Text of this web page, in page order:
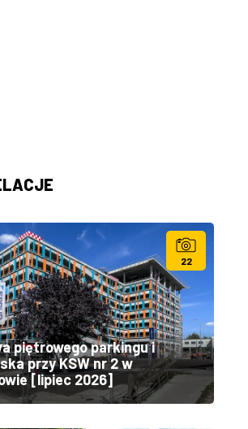
22
piętrowego parkingu i
przy KSW nr 2 w
[lipiec 2026]